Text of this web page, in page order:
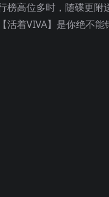
榜高位多时，随碟更
着VIVA】是你绝不能